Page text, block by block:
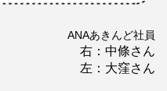
ANAあきんど社員
右：中條さん
左：大窪さん